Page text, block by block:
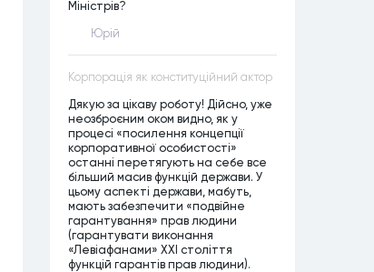
Міністрів?
Юрій
Корпорація як конституційний актор
Дякую за цікаву роботу! Дійсно, уже
неозброєним оком видно, як у
процесі «посилення концепції
корпоративної особистості»
останні перетягують на себе все
більший масив функцій держави. У
цьому аспекті держави, мабуть,
мають забезпечити «подвійне
гарантування» прав людини
(гарантувати виконання
«Левіафанами» ХХІ століття
функцій гарантів прав людини).